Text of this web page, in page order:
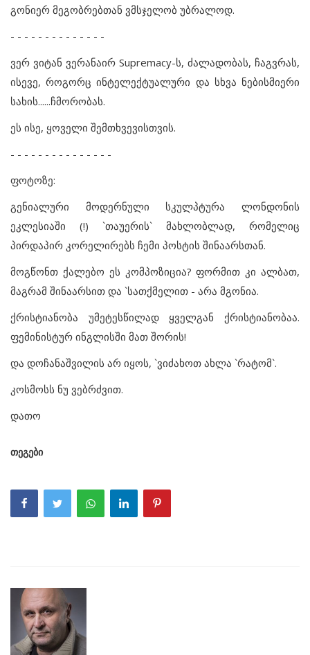
გონიერ მეგობრებთან ვმსჯელობ უბრალოდ.
- - - - - - - - - - - - - -
ვერ ვიტან ვერანაირ Supremacy-ს, ძალადობას, ჩაგვრას,
ისევე, როგორც ინტელექტუალური და სხვა ნებისმიერი
სახის......ჩმორობას.
ეს ისე, ყოველი შემთხვევისთვის.
- - - - - - - - - - - - - - -
ფოტოზე:
გენიალური მოდერნული სკულპტურა ლონდონის
ეკლესიაში (!) `თაუერის` მახლობლად, რომელიც
პირდაპირ კორელირებს ჩემი პოსტის შინაარსთან.
მოგწონთ ქალებო ეს კომპოზიცია? ფორმით კი ალბათ,
მაგრამ შინაარსით და `სათქმელით - არა მგონია.
ქრისტიანობა უმეტესწილად ყველგან ქრისტიანობაა.
ფემინისტურ ინგლისში მათ შორის!
და დოჩანაშვილის არ იყოს, `ვიძახოთ ახლა `რატომ`.
კოსმოსს ნუ ვებრძვით.
დათო
თეგები